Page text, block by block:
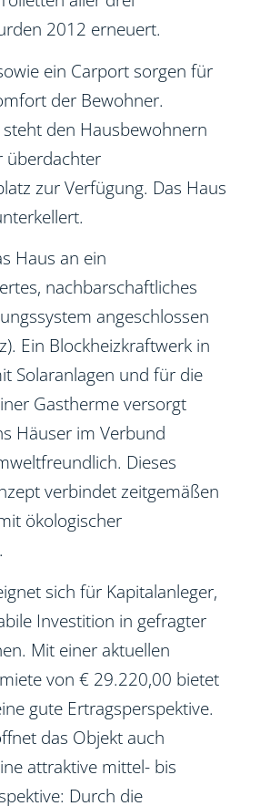
2012 erneuert.
ein Carport sorgen für
der Bewohner.
den Hausbewohnern
überdachter
zur Verfügung. Das Haus
Haus an ein
nachbarschaftliches
angeschlossen
Ein Blockheizkraftwerk in
Solaranlagen und für die
Gastherme versorgt
Häuser im Verbund
Dieses
verbindet zeitgemäßen
ökologischer
sich für Kapitalanleger,
Investition in gefragter
Mit einer aktuellen
von € 29.220,00 bietet
gute Ertragsperspektive.
das Objekt auch
attraktive mittel- bis
Durch die